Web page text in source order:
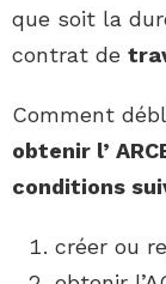
que soit la
contrat de
Comment
obtenir l’
conditions
créer ou